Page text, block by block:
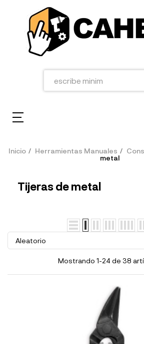
Inicio Herramientas Manuales
metal
Tijeras de metal
Aleatorio
Mostrando 1-24 de 38